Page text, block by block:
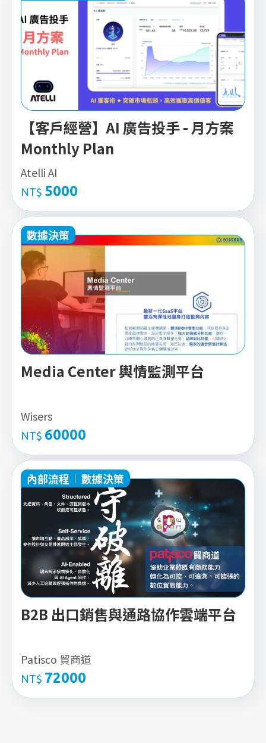
【客戶經營】AI 廣告投手 - 月方案
Monthly Plan
Atelli AI
NT$ 5000
數據決策
Media Center 輿情監測平台
Wisers
NT$ 60000
內部流程 數據決策
B2B 出口銷售與通路協作雲端平台
Patisco 貿商道
NT$ 72000